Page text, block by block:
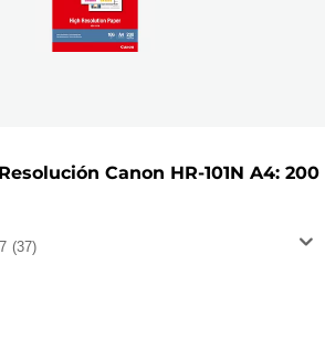
Canon HR-101N A4: 200
(37)